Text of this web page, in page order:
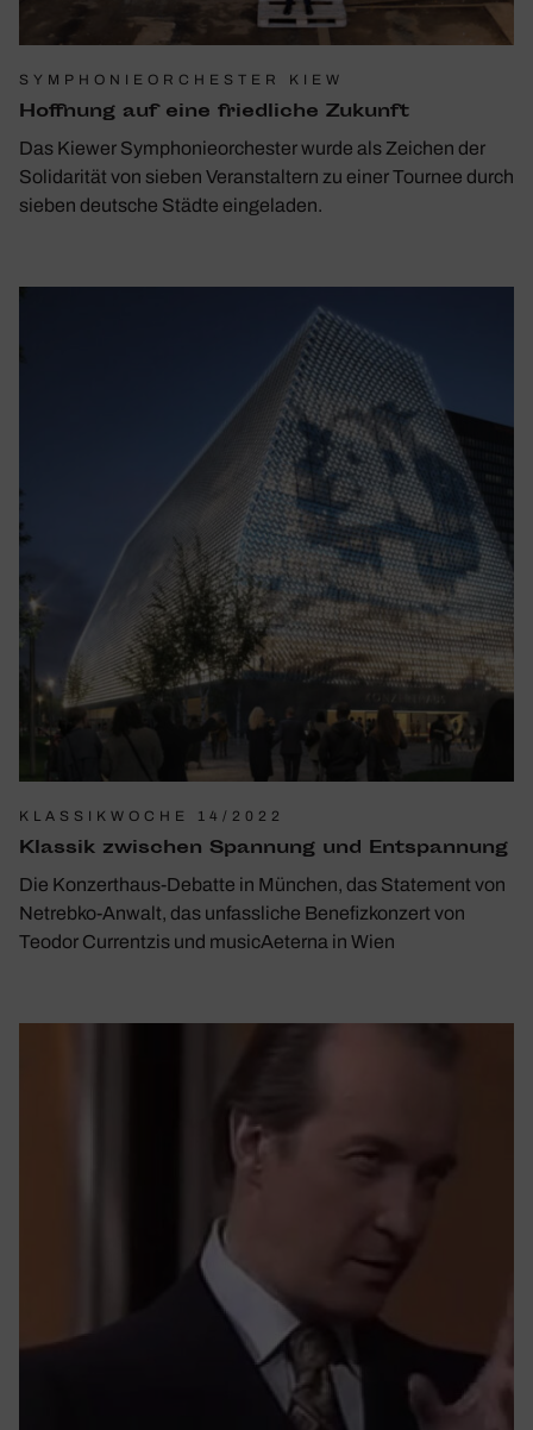
SYMPHONIEORCHESTER KIEW
Hoff­nung auf eine fried­liche Zukunft
Das Kiewer Symphonieorchester wurde als Zeichen der
Solidarität von sieben Veranstaltern zu einer Tournee durch
sieben deutsche Städte eingeladen.
KLASSIKWOCHE 14/2022
Klassik zwischen Span­nung und Entspan­nung
Die Konzerthaus-Debatte in München, das Statement von
Netrebko-Anwalt, das unfassliche Benefizkonzert von
Teodor Currentzis und musicAeterna in Wien